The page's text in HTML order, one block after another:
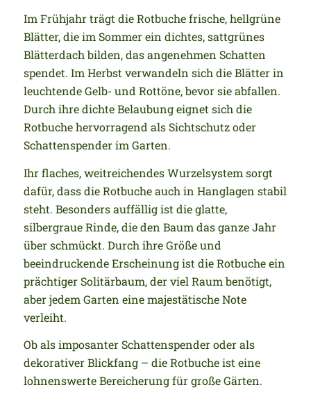
Im Frühjahr trägt die Rotbuche frische, hellgrüne
Blätter, die im Sommer ein dichtes, sattgrünes
Blätterdach bilden, das angenehmen Schatten
spendet. Im Herbst verwandeln sich die Blätter in
leuchtende Gelb- und Rottöne, bevor sie abfallen.
Durch ihre dichte Belaubung eignet sich die
Rotbuche hervorragend als Sichtschutz oder
Schattenspender im Garten.
Ihr flaches, weitreichendes Wurzelsystem sorgt
dafür, dass die Rotbuche auch in Hanglagen stabil
steht. Besonders auffällig ist die glatte,
silbergraue Rinde, die den Baum das ganze Jahr
über schmückt. Durch ihre Größe und
beeindruckende Erscheinung ist die Rotbuche ein
prächtiger Solitärbaum, der viel Raum benötigt,
aber jedem Garten eine majestätische Note
verleiht.
Ob als imposanter Schattenspender oder als
dekorativer Blickfang – die Rotbuche ist eine
lohnenswerte Bereicherung für große Gärten.